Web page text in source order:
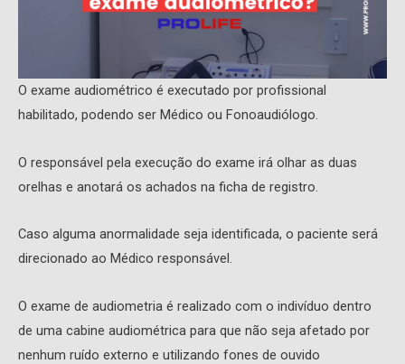
O exame audiométrico é executado por profissional
habilitado, podendo ser Médico ou Fonoaudiólogo.
O responsável pela execução do exame irá olhar as duas
orelhas e anotará os achados na ficha de registro.
Caso alguma anormalidade seja identificada, o paciente será
direcionado ao Médico responsável.
O exame de audiometria é realizado com o indivíduo dentro
de uma cabine audiométrica para que não seja afetado por
nenhum ruído externo e utilizando fones de ouvido